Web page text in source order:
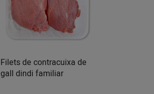
Filets de contracuixa de
gall dindi familiar